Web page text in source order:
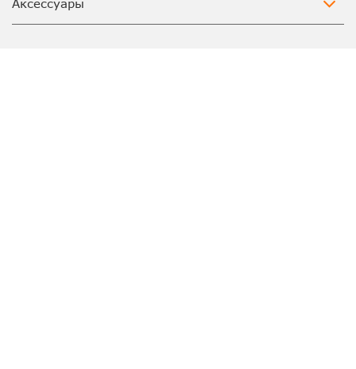
Аксессуары